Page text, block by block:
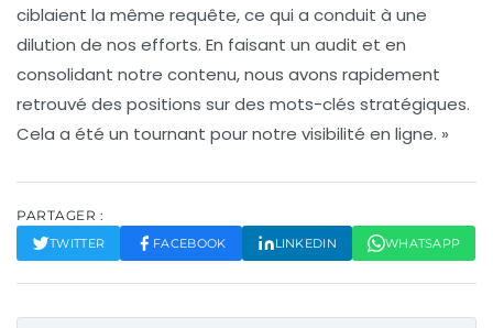
ciblaient la même requête, ce qui a conduit à une
dilution de nos efforts. En faisant un audit et en
consolidant notre contenu, nous avons rapidement
retrouvé des positions sur des mots-clés stratégiques.
Cela a été un tournant pour notre visibilité en ligne. »
PARTAGER :
TWITTER FACEBOOK LINKEDIN WHATSAPP